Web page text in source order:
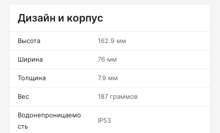
Дизайн и корпус
Высота 162.9 мм
Ширина 76 мм
Толщина 7.9 мм
Вес 187 граммов
Водонепроницаемо
сть
IP53